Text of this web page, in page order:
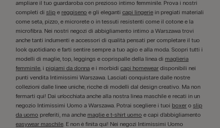
ampliare il tuo guardaroba con prezioso intimo femminile. Prova i nostri
completi di slip e reggiseno e gli eleganti capi lingerie in pregiati materiali
come seta, pizzo, e microrete o in tessuti resistenti come il cotone e la
microfibra. Nei nostri negozi di abbigliamento intimo a Warszawa trovi
anche tanti indumenti e accessori di qualità pensati per completare il tuo
look quotidiano e farti sentire sempre a tuo agio e alla moda. Scopri tutti i
modelli di maglie, top, leggings e coprispalle della linea di maglieria
femminile, i pigiami da donna e i morbidi capi homewear disponibili nei
punti vendita Intimissimi Warszawa. Lasciati conquistare dalle nostre
collezioni dalle linee uniche, ricche di modelli dal design creativo. Ma non
fermarti qui! Dai un'occhiata anche alla nostra linea maschile e recati in un
negozio Intimissimi Uomo a Warszawa. Potrai scegliere i tuoi boxer o slip
da uomo preferiti, ma anche maglie e t-shirt uomo e capi d’abbigliamento
easywear maschile. E non è finita qui! Nei negozi Intimissimi Uomo